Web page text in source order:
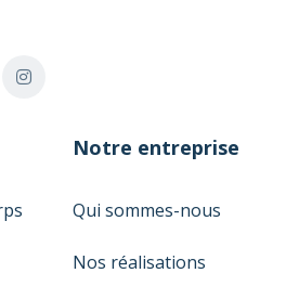
Notre entreprise
Qui sommes-nous
Nos réalisations